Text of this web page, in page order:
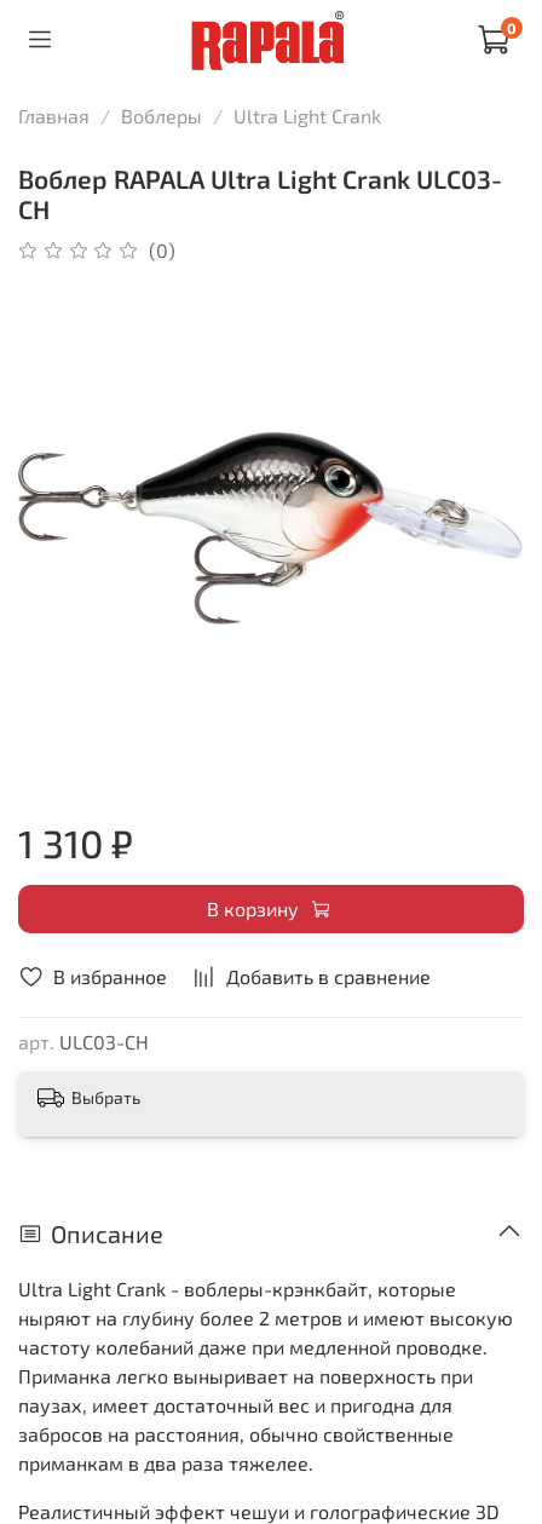
0
Главная Воблеры Ultra Light Crank
Воблер RAPALA Ultra Light Crank ULC03-
CH
(0)
В избранное Добавить в сравнение
арт. ULC03-CH
1 310 ₽
В корзину
Выбрать
Описание
Ultra Light Crank - воблеры-крэнкбайт, которые
ныряют на глубину более 2 метров и имеют высокую
частоту колебаний даже при медленной проводке.
Приманка легко выныривает на поверхность при
паузах, имеет достаточный вес и пригодна для
забросов на расстояния, обычно свойственные
приманкам в два раза тяжелее.
Реалистичный эффект чешуи и голографические 3D